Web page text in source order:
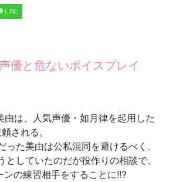
LINE
優と危ないボイスプレイ
は、人気声優・如月律を起用した
される。
た美由は公私混同を避けるべく、
していたのだが役作りの相談で、
の練習相手をすることに!!?